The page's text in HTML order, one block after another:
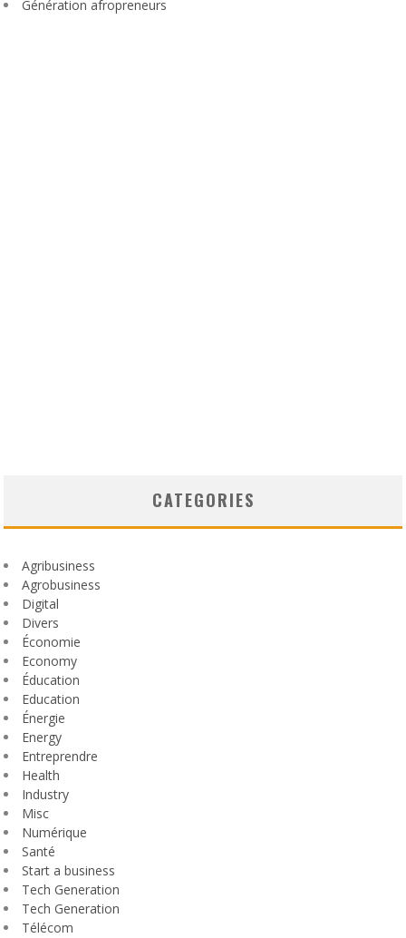
Génération afropreneurs
CATEGORIES
Agribusiness
Agrobusiness
Digital
Divers
Économie
Economy
Éducation
Education
Énergie
Energy
Entreprendre
Health
Industry
Misc
Numérique
Santé
Start a business
Tech Generation
Tech Generation
Télécom